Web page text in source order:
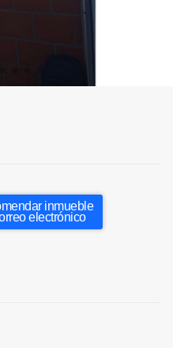
inmueble
electrónico